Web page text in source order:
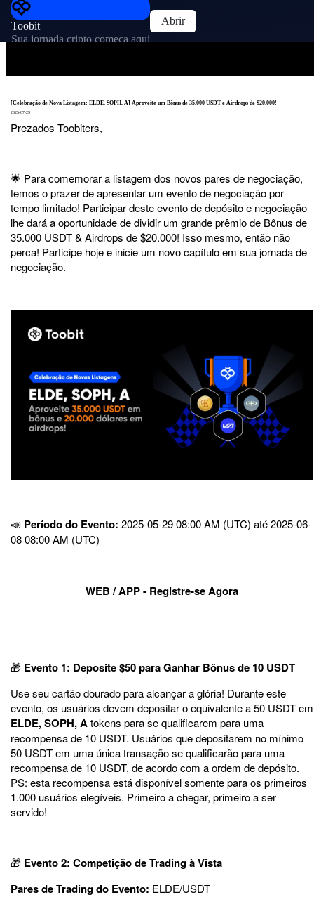
Toobit
Sua jornada cripto começa aqui
Abrir
[Celebração de Nova Listagem: ELDE, SOPH, A] Aproveite um Bônus de 35.000 USDT e Airdrops de $20.000!
2025-07-29
Prezados Toobiters,
🌟 Para comemorar a listagem dos novos pares de negociação,
temos o prazer de apresentar um evento de negociação por
tempo limitado! Participar deste evento de depósito e negociação
lhe dará a oportunidade de dividir um grande prêmio de Bônus de
35.000 USDT & Airdrops de $20.000! Isso mesmo, então não
perca! Participe hoje e inicie um novo capítulo em sua jornada de
negociação.
📣 Período do Evento: 2025-05-29 08:00 AM (UTC) até 2025-06-
08 08:00 AM (UTC)
WEB /APP- Registre-se Agora
🎁 Evento 1: Deposite $50 para Ganhar Bônus de 10 USDT
Use seu cartão dourado para alcançar a glória! Durante este
evento, os usuários devem depositar o equivalente a 50 USDT em
ELDE, SOPH, Atokens para se qualificarem para uma
recompensa de 10 USDT. Usuários que depositarem no mínimo
50 USDT em uma única transação se qualificarão para uma
recompensa de 10 USDT, de acordo com a ordem de depósito.
PS: esta recompensa está disponível somente para os primeiros
1.000 usuários elegíveis. Primeiro a chegar, primeiro a ser
servido!
🎁 Evento 2: Competição de Trading à Vista
Pares de Trading do Evento: ELDE/USDT